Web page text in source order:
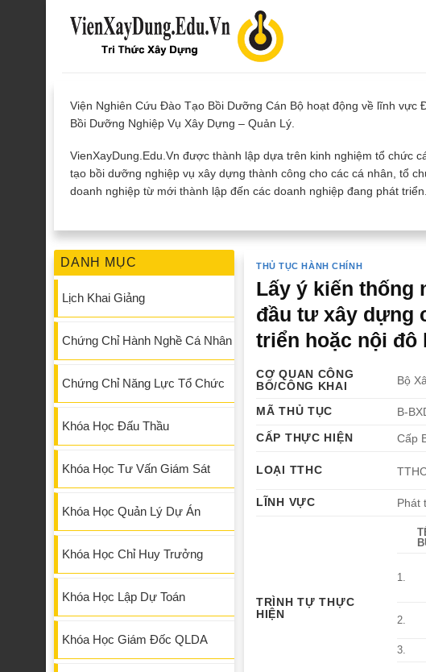
Viện Nghiên Cứu Đào Tạo Bồi Dưỡng Cán Bộ hoạt động về lĩnh vực
Bồi Dưỡng Nghiệp Vụ Xây Dựng – Quản Lý.
VienXayDung.Edu.Vn được thành lập dựa trên kinh nghiệm tổ chức
tạo bồi dưỡng nghiệp vụ xây dựng thành công cho các cá nhân, tổ
doanh nghiệp từ mới thành lập đến các doanh nghiệp đang phát triển.
DANH MỤC
Lịch Khai Giảng
Chứng Chỉ Hành Nghề Cá Nhân
Chứng Chỉ Năng Lực Tổ Chức
Khóa Học Đấu Thầu
Khóa Học Tư Vấn Giám Sát
Khóa Học Quản Lý Dự Án
Khóa Học Chỉ Huy Trưởng
Khóa Học Lập Dự Toán
Khóa Học Giám Đốc QLDA
THỦ TỤC HÀNH CHÍNH
Lấy ý kiến thống
đầu tư xây dựng
triển hoặc nội đô
CƠ QUAN CÔNG
BỐ/CÔNG KHAI
Bộ
MÃ THỦ TỤC
B-
CẤP THỰC HIỆN
Cấp
LOẠI TTHC
LĨNH VỰC Phát
TRÌNH TỰ THỰC
HIỆN
1.
2.
3.